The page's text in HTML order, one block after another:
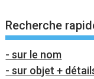
Recherche
- sur le nom
- sur objet +